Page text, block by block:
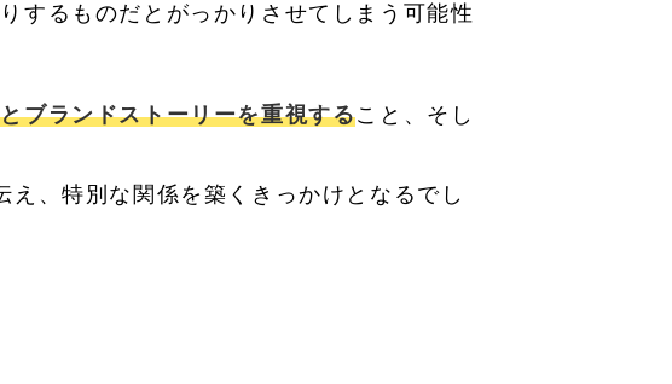
するものだとがっかりさせてしまう可能性
ブランドストーリーを重視すること、そし
、特別な関係を築くきっかけとなるでし